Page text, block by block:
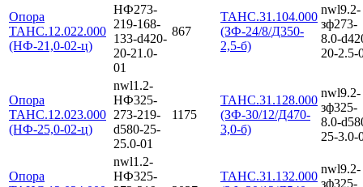
Опора
ТАНС.12.022.000
(НФ-21,0-02-ц)
НФ273-
219-168-
133-d420-
20-21.0-
01
867
ТАНС.31.104.000
(ЗФ-24/8/Д350-
2,5-б)
nwl9.2-
зф273-
8.0-
20-2.5-
Опора
ТАНС.12.023.000
(НФ-25,0-02-ц)
nwl1.2-
НФ325-
273-219-
d580-25-
25.0-01
1175
ТАНС.31.128.000
(ЗФ-30/12/Д470-
3,0-б)
nwl9.2-
зф325-
8.0-
25-3.0-
Опора
nwl1.2-
НФ325-
ТАНС.31.132.000
nwl9.2-
зф325-